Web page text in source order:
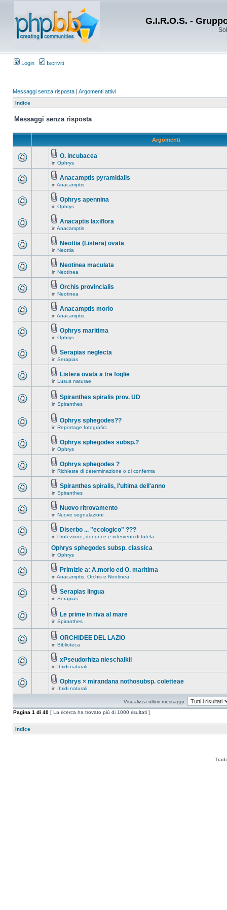
G.I.R.O.S. -
Login Iscriviti
Messaggi senza risposta | Argomenti attivi
Indice
Messaggi senza risposta
Argomenti
O. incubacea
in Ophrys
Anacamptis pyramidalis
in Anacamptis
Ophrys apennina
in Ophrys
Anacaptis laxiflora
in Anacamptis
Neottia (Listera) ovata
in Neottia
Neotinea maculata
in Neotinea
Orchis provincialis
in Neotinea
Anacamptis morio
in Anacamptis
Ophrys maritima
in Ophrys
Serapias neglecta
in Serapias
Listera ovata a tre foglie
in Lusus naturae
Spiranthes spiralis prov. UD
in Spiranthes
Ophrys sphegodes??
in Reportage fotografici
Ophrys sphegodes subsp.?
in Ophrys
Ophrys sphegodes ?
in Richieste di determinazione o di conferma
Spiranthes spiralis, l'ultima dell'anno
in Spiranthes
Nuovo ritrovamento
in Nuove segnalazioni
Diserbo ... "ecologico" ???
in Protezione, denunce e interventi di tutela
Ophrys sphegodes subsp. classica
in Ophrys
Primizie a: A.morio ed O. maritima
in Anacamptis, Orchis e Neotinea
Serapias lingua
in Serapias
Le prime in riva al mare
in Spiranthes
ORCHIDEE DEL LAZIO
in Biblioteca
xPseudorhiza nieschalkii
in Ibridi naturali
Ophrys × mirandana nothosubsp. coletteae
in Ibridi naturali
Visualizza ultimi messaggi:
Pagina 1 di 40 [ La ricerca ha trovato più di 1000 risultati ]
Indice